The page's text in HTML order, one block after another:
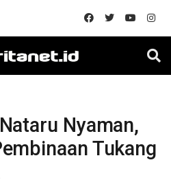
Nyaman,
Tukang